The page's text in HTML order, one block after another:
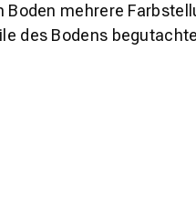
mehrere
des Bodens